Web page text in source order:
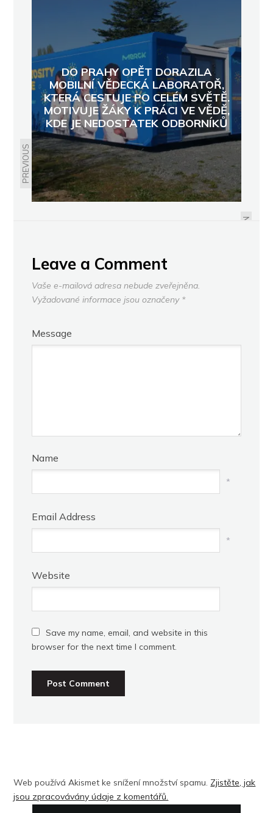
PREVIOUS
DO PRAHY OPĚT DORAZILA
MOBILNÍ VĚDECKÁ LABORATOŘ,
KTERÁ CESTUJE PO CELÉM SVĚTĚ.
MOTIVUJE ŽÁKY K PRÁCI VE VĚDĚ,
KDE JE NEDOSTATEK ODBORNÍKŮ
NEXT
SKVRNY NA DĚTSKÉM PRÁDLE?
SEDM ŠETRNÝCH A ÚČINNÝCH
Leave a Comment
Vaše e-mailová adresa nebude zveřejněna.
Vyžadované informace jsou označeny *
Message
Name
*
Email Address
*
Website
Save my name, email, and website in this
browser for the next time I comment.
Web používá Akismet ke snížení množství spamu. Zjistěte, jak
jsou zpracovávány údaje z komentářů.